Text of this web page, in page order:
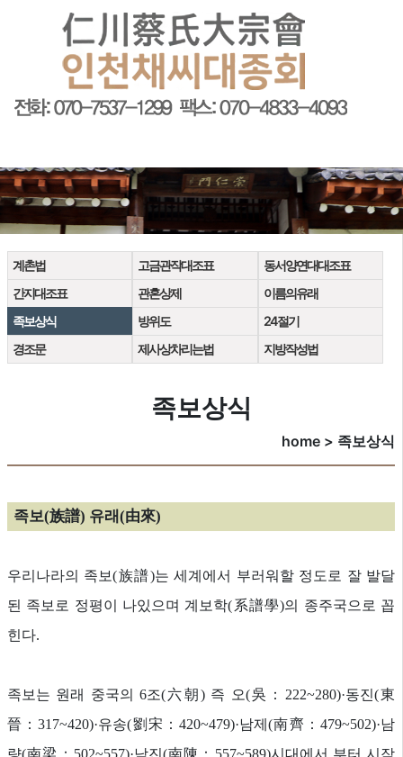
회원가입
로그인
오늘0어제0최대 0 전체0
">
방문자수
계촌법 고금관작대조표
동서양연대대조표
간지대조표
관혼상제
이름의유래
족보상식
방위도
24절기
경조문
제사상차리는법 지방작성법
족보상식
home > 족보상식
족보(族譜) 유래(由來)
우리나라의 족보(族譜)는 세계에서 부러워할 정도로 잘 발달
된 족보로 정평이 나있으며 계보학(系譜學)의 종주국으로 꼽
힌다.
족보는 원래 중국의 6조(六朝) 즉 오(吳：222~280)·동진(東
晉：317~420)·유송(劉宋：420~479)·남제(南齊：479~502)·남
량(南梁：502~557)·남진(南陳：557~589)시대에서 부터 시작